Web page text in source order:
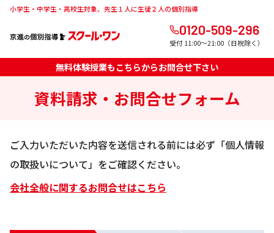
小学生・中学生・高校生対象、先生１人に生徒２人の個別指導
0120-509-296
受付 11:00～21:00（日祝除く）
資料請求・お問合せフォーム
無料体験授業もこちらからお問合せ下さい
ご入力いただいた内容を送信される前には必ず「個人情報
の取扱いについて」をご確認ください。
会社全般に関するお問合せはこちら